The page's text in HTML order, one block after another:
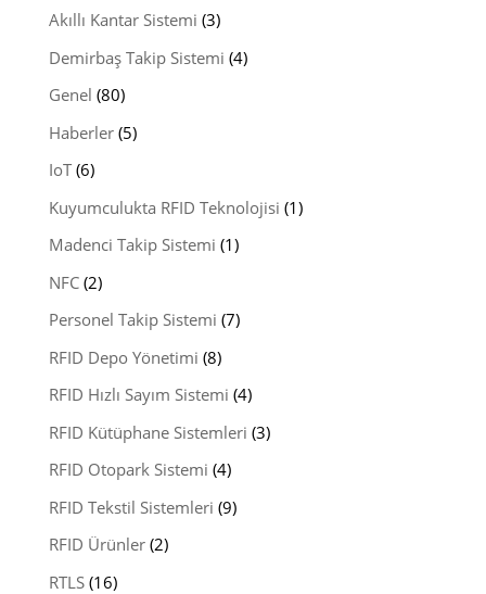
Akıllı Kantar Sistemi (3)
Demirbaş Takip Sistemi (4)
Genel (80)
Haberler(5)
IoT(6)
Kuyumculukta RFID Teknolojisi (1)
Madenci Takip Sistemi (1)
NFC(2)
Personel Takip Sistemi (7)
RFID Depo Yönetimi (8)
RFID Hızlı Sayım Sistemi (4)
RFID Kütüphane Sistemleri (3)
RFID Otopark Sistemi (4)
RFID Tekstil Sistemleri (9)
RFID Ürünler(2)
RTLS(16)